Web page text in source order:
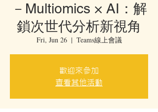
－Multiomics × AI：解
鎖次世代分析新視角
Fri, Jun 26
  |
Teams線上會議
歡迎來參加
查看其他活動